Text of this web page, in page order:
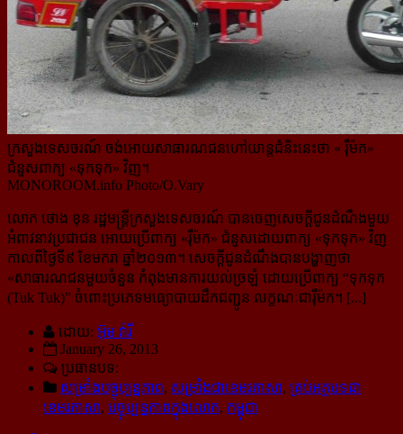
ក្រសួងទេសចរណ៍ ចង់អោយសាធារណជនហៅយាន្តជំនិះនេះថា « រ៉ឺម៉ក»
ជំនួសពាក្យ «ទុកទុក» វិញ។
MONOROOM.info Photo/O.Vary
លោក ថោង ខុន រដ្ឋមន្រ្តីក្រសួងទេសចរណ៍ បានចេញសេចក្ដីជូនដំណឹងមួយ
អំពាវនាវប្រជាជន អោយប្រើពាក្យ «រ៉ឺម៉ក» ជំនួសដោយពាក្យ «ទុកទុក» វិញ
កាលពីថ្ងៃទី៩ ខែមករា ឆ្នាំ២០១៣។ សេចក្តីជូនដំណឹងបានបង្ហាញថា
«សាធារណជន​មួយចំនួន កំពុងមានការយល់ច្រឡំ ដោយប្រើពាក្យ “ទុកទុក
(Tuk Tuk)” ចំពោះប្រភេទមធ្យោបាយដឹកជញ្ជូន លក្ខណៈ​ជារ៉ឺម៉ក។ [...]
ដោយ: អ៊ុម វ៉ារី
January 26, 2013
ប្រធានបទ:
សម្រាំងបច្ចុប្បន្នភាព, សម្រាំងជាខេមរភាសា, គ្រប់អត្ថបទជា
ខេមរភាសា, បច្ចុប្បន្នភាពក្នុងលោក, កម្ពុជា